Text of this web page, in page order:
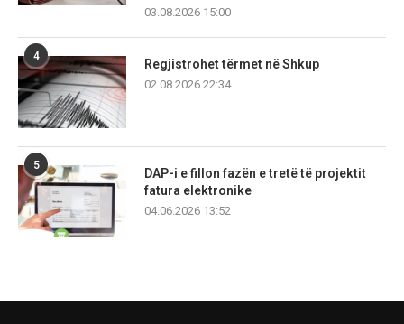
03.08.2026 15:00
4
Regjistrohet tërmet në Shkup
02.08.2026 22:34
5
DAP-i e fillon fazën e tretë të projektit
fatura elektronike
04.06.2026 13:52